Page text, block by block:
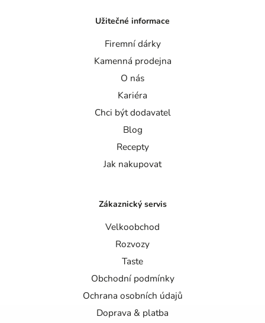
Užitečné informace
Firemní dárky
Kamenná prodejna
O nás
Kariéra
Chci být dodavatel
Blog
Recepty
Jak nakupovat
Zákaznický servis
Velkoobchod
Rozvozy
Taste
Obchodní podmínky
Ochrana osobních údajů
Doprava & platba